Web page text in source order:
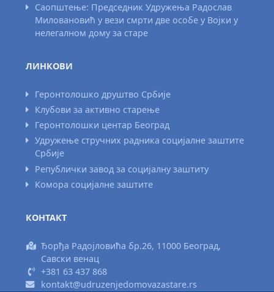
Саопштење: Председник Удружења Радослав
Миловановић у вези смрти две особе у Војки у
нелегалном дому за старе
ЛИНКОВИ
Геронтолошко друштво Србије
Клубови за активно старење
Геронтолошки центар Београд
Удружење стручних радника социјалне заштите
Србије
Републички завод за социјалну заштиту
Комора социјалне заштите
КОНТАКТ
Ђорђа Радојловића бр.26, 11000 Београд,
Савски венац
+381 63 437 868
kontakt@udruzenjedomovazastare.rs